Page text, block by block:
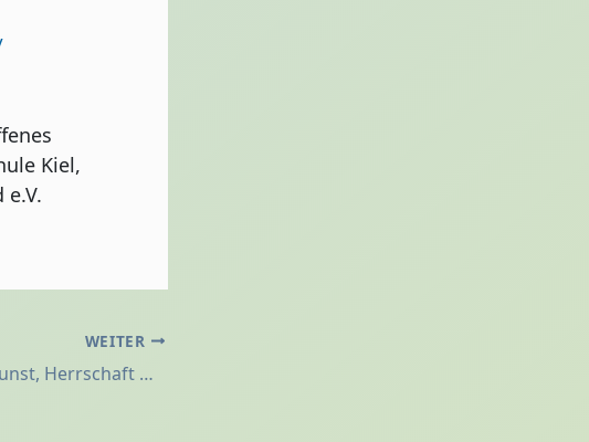
Kiel,
WEITER
Radio Zwischenraum: Kunst, Herrschaft & Widerstand